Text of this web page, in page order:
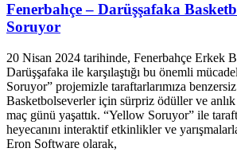
Fenerbahçe – Darüşşafaka
Soruyor
20 Nisan 2024 tarihinde, Fenerbahçe Erkek
Darüşşafaka ile karşılaştığı bu önemli
Soruyor” projemizle taraftarlarımıza
Basketbolseverler için sürpriz ödüller ve
maç günü yaşattık. “Yellow Soruyor” ile
heyecanını interaktif etkinlikler ve
Eron Software olarak,